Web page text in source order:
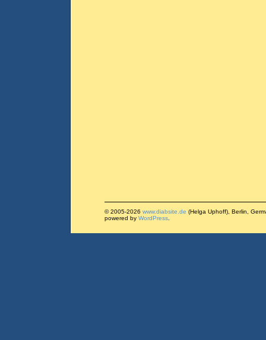
© 2005-2026 www.diabsite.de (Helga Uphoff), Berlin,
powered by WordPress.